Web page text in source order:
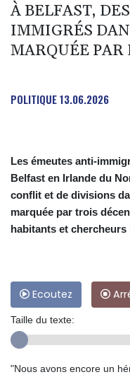
À BELFAST,
IMMIGRÉS
MARQUÉE
POLITIQUE13.06.2026
Les émeutes anti-
Belfast en Irlande du
conflit et de divisions
marquée par trois
habitants et
Ecoutez
Taille du texte:
"Nous avons encore un